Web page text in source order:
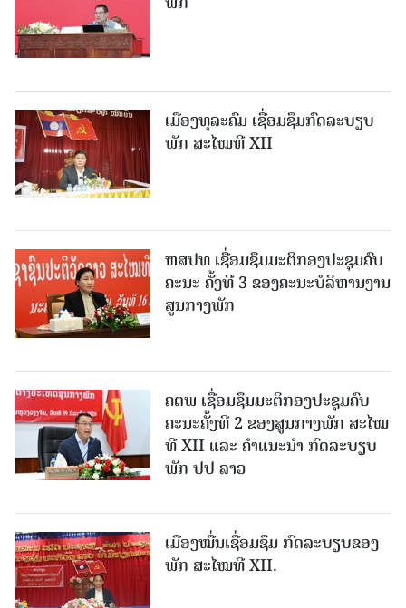
ເມືອງທຸລະຄົມ ເຊື່ອມຊຶມກົດລະບຽບ
ພັກ ສະໄໝທີ XII
ຫສປທ ເຊື່ອມຊຶມມະຕິກອງປະຊຸມຄົບ
ຄະນະ ຄັ້ງທີ 3 ຂອງຄະນະບໍລິຫານງານ
ສູນກາງພັກ
ຄຕພ ເຊື່ອມຊຶມມະຕິກອງປະຊຸມຄົບ
ຄະນະຄັ້ງທີ 2 ຂອງສູນກາງພັກ ສະໄໝ
ທີ XII ແລະ ຄໍາແນະນໍາ ກົດລະບຽບ
ພັກ ປປ ລາວ
ເມືອງ​ໝື່ນເຊື່ອມຊຶມ ກົດລະບຽບຂອງ
ພັກ ສະໄໝທີ XII.